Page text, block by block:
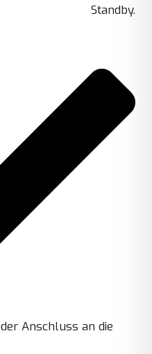
Standby.
Anschluss an die